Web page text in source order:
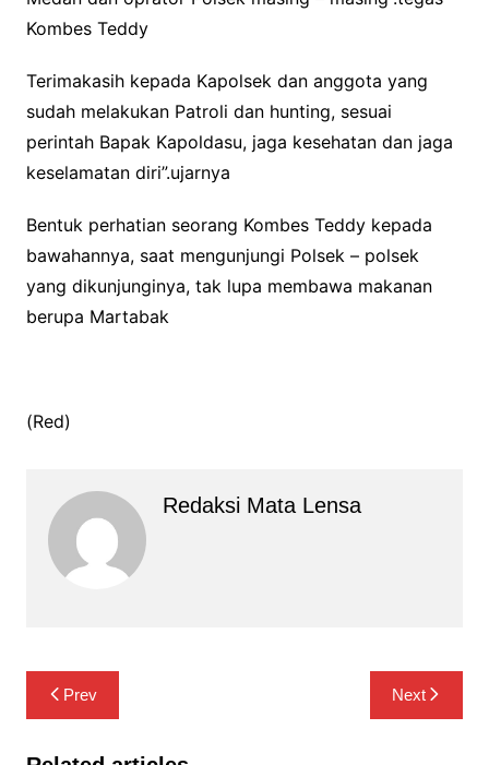
Kombes Teddy
Terimakasih kepada Kapolsek dan anggota yang
sudah melakukan Patroli dan hunting, sesuai
perintah Bapak Kapoldasu, jaga kesehatan dan jaga
keselamatan diri”.ujarnya
Bentuk perhatian seorang Kombes Teddy kepada
bawahannya, saat mengunjungi Polsek – polsek
yang dikunjunginya, tak lupa membawa makanan
berupa Martabak
(Red)
Redaksi Mata Lensa
Navigasi
pos
Prev Next